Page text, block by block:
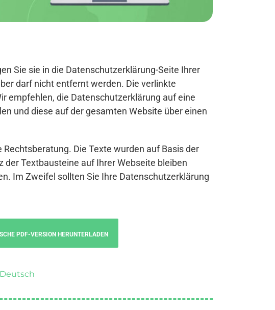
Sie sie in die Datenschutzerklärung-Seite Ihrer
darf nicht entfernt werden. Die verlinkte
empfehlen, die Datenschutzerklärung auf eine
und diese auf der gesamten Website über einen
Die Texte wurden auf Basis der
Textbausteine auf Ihrer Webseite bleiben
Im Zweifel sollten Sie Ihre Datenschutzerklärung
PDF-VERSION HERUNTERLADEN